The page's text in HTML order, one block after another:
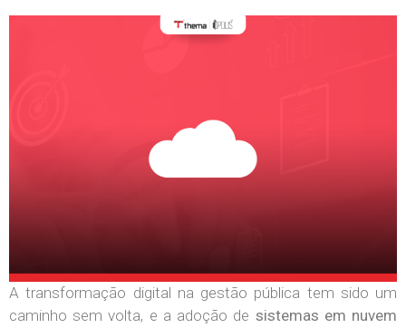
A transformação digital na gestão pública tem sido um
caminho sem volta, e a adoção de sistemas em nuvem